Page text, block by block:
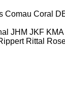
Comau Coral
JHM JKF KMA
Rittal